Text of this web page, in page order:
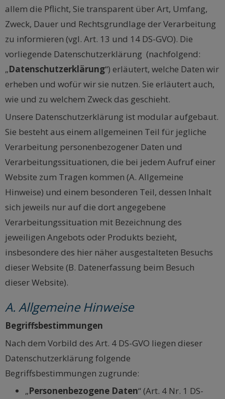
allem die Pflicht, Sie transparent über Art, Umfang,
Zweck, Dauer und Rechtsgrundlage der Verarbeitung
zu informieren (vgl. Art. 13 und 14 DS-GVO). Die
vorliegende Datenschutzerklärung (nachfolgend:
„Datenschutzerklärung“) erläutert, welche Daten wir
erheben und wofür wir sie nutzen. Sie erläutert auch,
wie und zu welchem Zweck das geschieht.
Unsere Datenschutzerklärung ist modular aufgebaut.
Sie besteht aus einem allgemeinen Teil für jegliche
Verarbeitung personenbezogener Daten und
Verarbeitungssituationen, die bei jedem Aufruf einer
Website zum Tragen kommen (A. Allgemeine
Hinweise) und einem besonderen Teil, dessen Inhalt
sich jeweils nur auf die dort angegebene
Verarbeitungssituation mit Bezeichnung des
jeweiligen Angebots oder Produkts bezieht,
insbesondere des hier näher ausgestalteten Besuchs
dieser Website (B. Datenerfassung beim Besuch
dieser Website).
A. Allgemeine Hinweise
Begriffsbestimmungen
Nach dem Vorbild des Art. 4 DS-GVO liegen dieser
Datenschutzerklärung folgende
Begriffsbestimmungen zugrunde:
„Personenbezogene Daten“ (Art. 4 Nr. 1 DS-